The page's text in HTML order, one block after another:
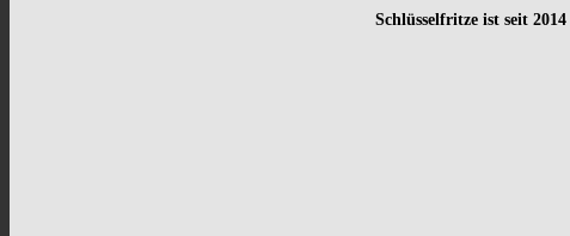
Schlüsselfritze ist seit 2014